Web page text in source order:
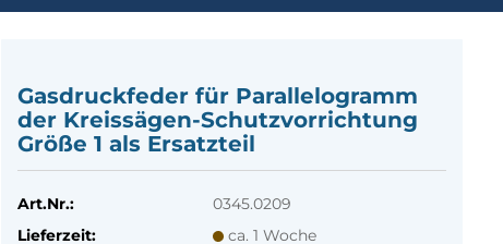
Gas­druck­fe­der für Par­al­le­lo­gramm
der Kreissägen-​Schutzvorrichtung
Größe 1 als Er­satz­teil
Art.Nr.:
0345.0209
Lieferzeit:
ca. 1 Woche